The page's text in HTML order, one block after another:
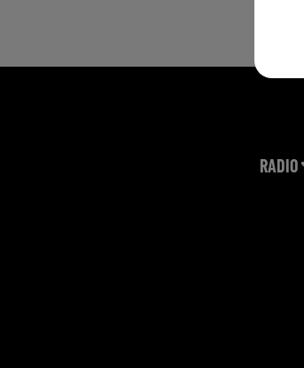
RADIO